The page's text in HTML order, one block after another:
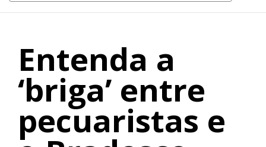
Entenda a
‘briga’ entre
pecuaristas e